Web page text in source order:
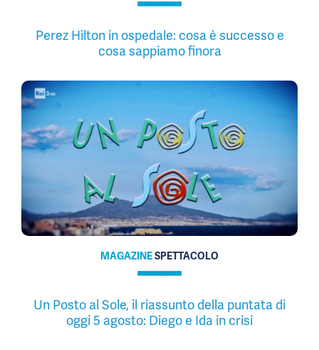
Perez Hilton in ospedale: cosa è successo e
cosa sappiamo finora
MAGAZINESPETTACOLO
Un Posto al Sole, il riassunto della puntata di
oggi 5 agosto: Diego e Ida in crisi